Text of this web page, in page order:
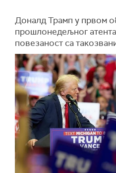
Доналд Трамп у првом
прошлонедељног
повезаност са